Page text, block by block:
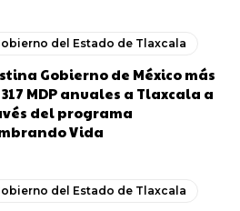
del Estado de Tlaxcala
Gobierno de México más
MDP anuales a Tlaxcala a
del programa
Vida
del Estado de Tlaxcala